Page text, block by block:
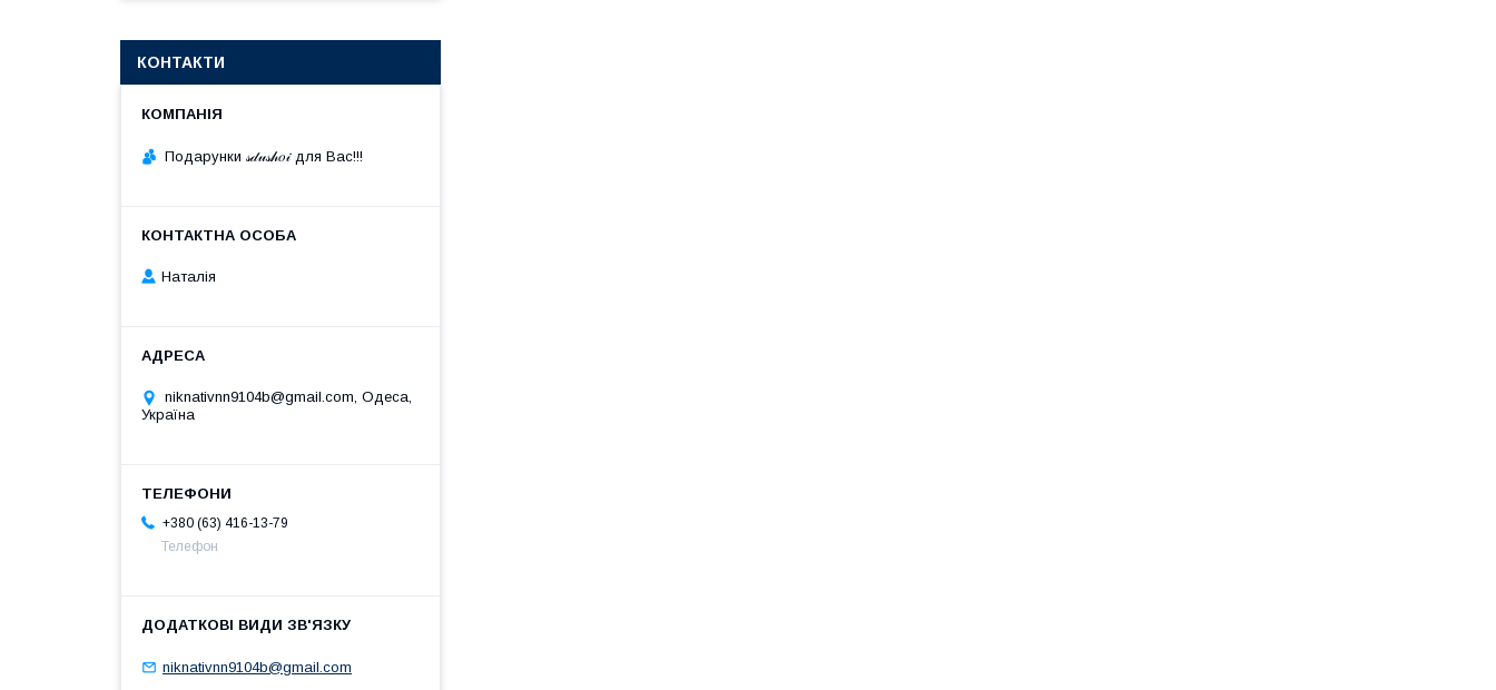
КОНТАКТИ
Подарунки 𝓈𝒹𝓊𝓈𝒽𝑜𝒾 для Вас!!!
Наталія
niknativnn9104b@gmail.com, Одеса,
Україна
+380 (63) 416-13-79
Телефон
niknativnn9104b@gmail.com